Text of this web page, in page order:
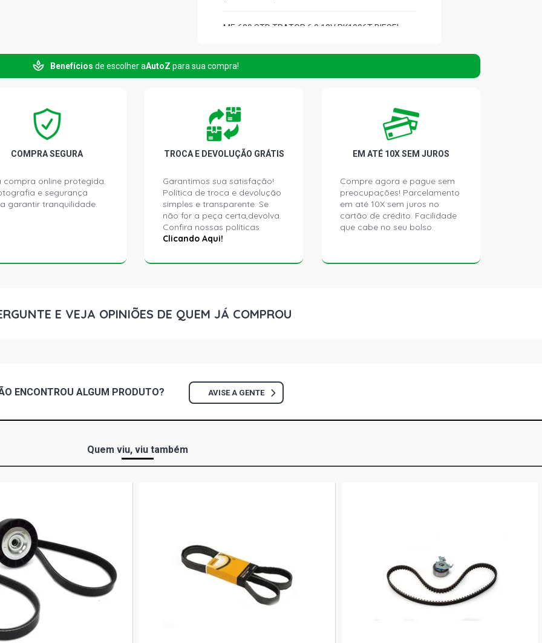
MF-630 STD TRATOR 6.0 12V PK1006T DIESEL
MF-640 STD TRATOR 6.0 12V PK1006T DIESEL
(1970 - 2007)
MF-650 STD TRATOR 6.0 12V PK1006T DIESEL
(1970 - 2007)
MF-660 STD TRATOR 6.0 12V PK1006T DIESEL
(1970 - 2007)
MF-680 STD TRATOR DIESEL (1970 - 2007)
CARGO 1317 CAMINHAO 2.9 8V FORD FTO T
CARGO 1114 CAMINHAO 6.4 12V MWM 6.10 TCE
DIESEL (1985 - 1989)
CARGO 1314 CAMINHAO 6.4 12V MWM 6.10 TCE
DIESEL (1985 - 1987)
CARGO 1113 CAMINHAO 5.9 12V MWM D229/6 L6
DIESEL (1985 - 1987)
CARGO 1114 CAMINHAO 6.6 12V FORD DIESEL NA
Benefícios de escolher aAutoZ para sua compra!
COMPRA SEGURA
compra online protegida.
e segurança
garantir tranquilidade.
TROCA E DEVOLUÇÃO GRÁTIS
Garantimos sua satisfação!
Política de troca e devolução
simples e transparente. Se
não for a peça certa,devolva.
Confira nossas políticas
Clicando Aqui!
EM ATÉ 10X SEM JUROS
Compre agora e pague sem
preocupações! Parcelamento
em até 10X sem juros no
cartão de crédito. Facilidade
que cabe no seu bolso.
E VEJA OPINIÕES DE QUEM JÁ COMPROU
ENCONTROU ALGUM PRODUTO? AVISE A GENTE
Quem viu, viu também